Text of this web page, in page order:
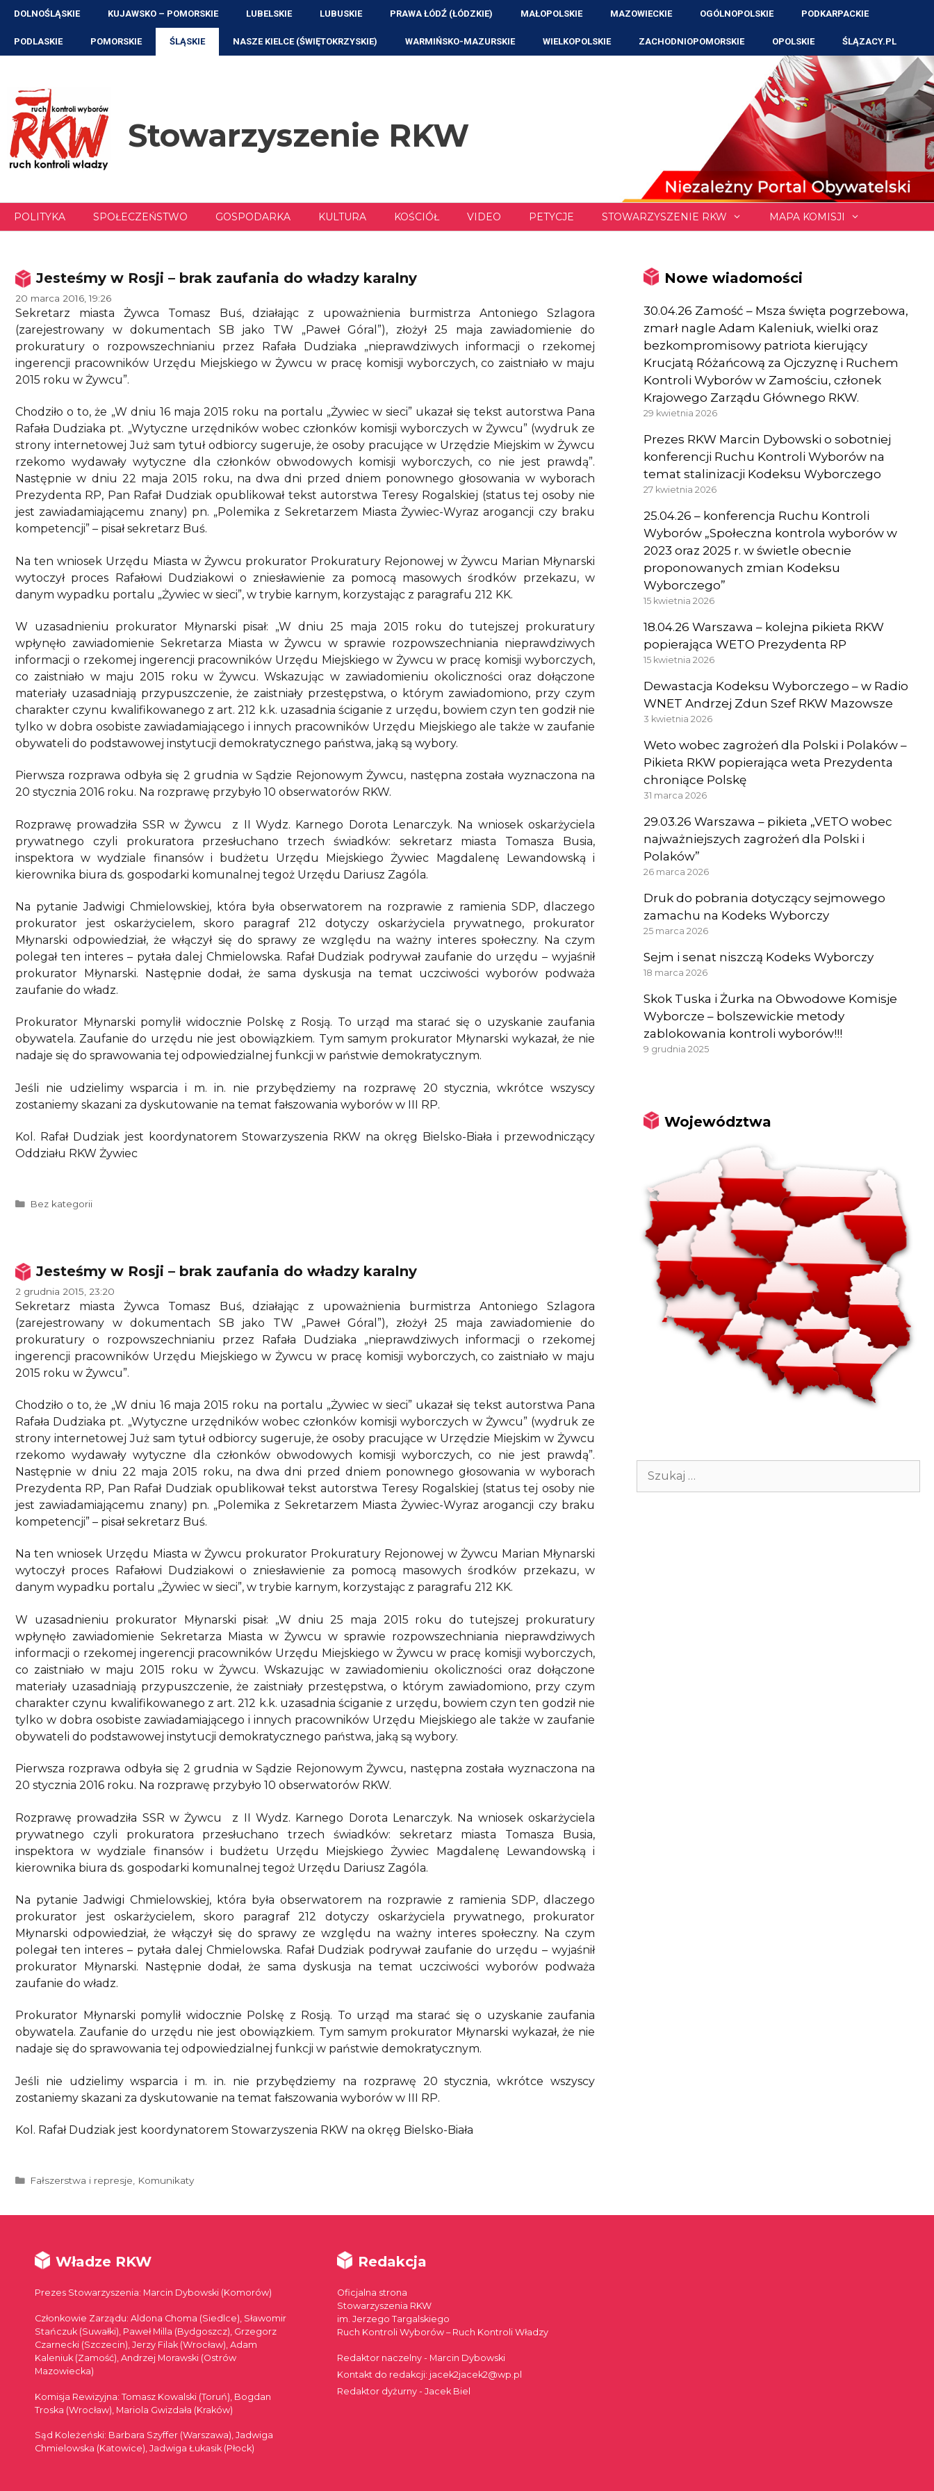
Przejdź
treści
DOLNOŚLĄSKIE KUJAWSKO – POMORSKIE LUBELSKIE LUBUSKIE PRAWA ŁÓDŹ (ŁÓDZKIE) MAŁOPOLSKIE MAZOWIECKIE OGÓLNOPOLSKIE PODKARPACKIE
PODLASKIE POMORSKIE ŚLĄSKIE NASZE KIELCE (ŚWIĘTOKRZYSKIE) WARMIŃSKO-MAZURSKIE WIELKOPOLSKIE ZACHODNIOPOMORSKIE OPOLSKIE ŚLĄZACY.PL
Stowarzyszenie RKW
POLITYKA SPOŁECZEŃSTWO GOSPODARKA KULTURA KOŚCIÓŁ VIDEO PETYCJE STOWARZYSZENIE RKW MAPA KOMISJI
Jesteśmy w Rosji – brak zaufania do władzy karalny
20 marca 2016, 19:26
Sekretarz miasta Żywca Tomasz Buś, działając z upoważnienia burmistrza Antoniego Szlagora
(zarejestrowany w dokumentach SB jako TW „Paweł Góral”), złożył 25 maja zawiadomienie do
prokuratury o rozpowszechnianiu przez Rafała Dudziaka „nieprawdziwych informacji o rzekomej
ingerencji pracowników Urzędu Miejskiego w Żywcu w pracę komisji wyborczych, co zaistniało w maju
2015 roku w Żywcu”.
Chodziło o to, że „W dniu 16 maja 2015 roku na portalu „Żywiec w sieci” ukazał się tekst autorstwa Pana
Rafała Dudziaka pt. „Wytyczne urzędników wobec członków komisji wyborczych w Żywcu” (wydruk ze
strony internetowej Już sam tytuł odbiorcy sugeruje, że osoby pracujące w Urzędzie Miejskim w Żywcu
rzekomo wydawały wytyczne dla członków obwodowych komisji wyborczych, co nie jest prawdą”.
Następnie w dniu 22 maja 2015 roku, na dwa dni przed dniem ponownego głosowania w wyborach
Prezydenta RP, Pan Rafał Dudziak opublikował tekst autorstwa Teresy Rogalskiej (status tej osoby nie
jest zawiadamiającemu znany) pn. „Polemika z Sekretarzem Miasta Żywiec-Wyraz arogancji czy braku
kompetencji” – pisał sekretarz Buś.
Na ten wniosek Urzędu Miasta w Żywcu prokurator Prokuratury Rejonowej w Żywcu Marian Młynarski
wytoczył proces Rafałowi Dudziakowi o zniesławienie za pomocą masowych środków przekazu, w
danym wypadku portalu „Żywiec w sieci”, w trybie karnym, korzystając z paragrafu 212 KK.
W uzasadnieniu prokurator Młynarski pisał: „W dniu 25 maja 2015 roku do tutejszej prokuratury
wpłynęło zawiadomienie Sekretarza Miasta w Żywcu w sprawie rozpowszechniania nieprawdziwych
informacji o rzekomej ingerencji pracowników Urzędu Miejskiego w Żywcu w pracę komisji wyborczych,
co zaistniało w maju 2015 roku w Żywcu. Wskazując w zawiadomieniu okoliczności oraz dołączone
materiały uzasadniają przypuszczenie, że zaistniały przestępstwa, o którym zawiadomiono, przy czym
charakter czynu kwalifikowanego z art. 212 k.k. uzasadnia ściganie z urzędu, bowiem czyn ten godził nie
tylko w dobra osobiste zawiadamiającego i innych pracowników Urzędu Miejskiego ale także w zaufanie
obywateli do podstawowej instytucji demokratycznego państwa, jaką są wybory.
Pierwsza rozprawa odbyła się 2 grudnia w Sądzie Rejonowym Żywcu, następna została wyznaczona na
20 stycznia 2016 roku. Na rozprawę przybyło 10 obserwatorów RKW.
Rozprawę prowadziła SSR w Żywcu z II Wydz. Karnego Dorota Lenarczyk. Na wniosek oskarżyciela
prywatnego czyli prokuratora przesłuchano trzech świadków: sekretarz miasta Tomasza Busia,
inspektora w wydziale finansów i budżetu Urzędu Miejskiego Żywiec Magdalenę Lewandowską i
kierownika biura ds. gospodarki komunalnej tegoż Urzędu Dariusz Zagóla.
Na pytanie Jadwigi Chmielowskiej, która była obserwatorem na rozprawie z ramienia SDP, dlaczego
prokurator jest oskarżycielem, skoro paragraf 212 dotyczy oskarżyciela prywatnego, prokurator
Młynarski odpowiedział, że włączył się do sprawy ze względu na ważny interes społeczny. Na czym
polegał ten interes – pytała dalej Chmielowska. Rafał Dudziak podrywał zaufanie do urzędu – wyjaśnił
prokurator Młynarski. Następnie dodał, że sama dyskusja na temat uczciwości wyborów podważa
zaufanie do władz.
Prokurator Młynarski pomylił widocznie Polskę z Rosją. To urząd ma starać się o uzyskanie zaufania
obywatela. Zaufanie do urzędu nie jest obowiązkiem. Tym samym prokurator Młynarski wykazał, że nie
nadaje się do sprawowania tej odpowiedzialnej funkcji w państwie demokratycznym.
Jeśli nie udzielimy wsparcia i m. in. nie przybędziemy na rozprawę 20 stycznia, wkrótce wszyscy
zostaniemy skazani za dyskutowanie na temat fałszowania wyborów w III RP.
Kol. Rafał Dudziak jest koordynatorem Stowarzyszenia RKW na okręg Bielsko-Biała i przewodniczący
Oddziału RKW Żywiec
Kategorie
Bez kategorii
Jesteśmy w Rosji – brak zaufania do władzy karalny
2 grudnia 2015, 23:20
Sekretarz miasta Żywca Tomasz Buś, działając z upoważnienia burmistrza Antoniego Szlagora
(zarejestrowany w dokumentach SB jako TW „Paweł Góral”), złożył 25 maja zawiadomienie do
prokuratury o rozpowszechnianiu przez Rafała Dudziaka „nieprawdziwych informacji o rzekomej
ingerencji pracowników Urzędu Miejskiego w Żywcu w pracę komisji wyborczych, co zaistniało w maju
2015 roku w Żywcu”.
Chodziło o to, że „W dniu 16 maja 2015 roku na portalu „Żywiec w sieci” ukazał się tekst autorstwa Pana
Rafała Dudziaka pt. „Wytyczne urzędników wobec członków komisji wyborczych w Żywcu” (wydruk ze
strony internetowej Już sam tytuł odbiorcy sugeruje, że osoby pracujące w Urzędzie Miejskim w Żywcu
rzekomo wydawały wytyczne dla członków obwodowych komisji wyborczych, co nie jest prawdą”.
Następnie w dniu 22 maja 2015 roku, na dwa dni przed dniem ponownego głosowania w wyborach
Prezydenta RP, Pan Rafał Dudziak opublikował tekst autorstwa Teresy Rogalskiej (status tej osoby nie
jest zawiadamiającemu znany) pn. „Polemika z Sekretarzem Miasta Żywiec-Wyraz arogancji czy braku
kompetencji” – pisał sekretarz Buś.
Na ten wniosek Urzędu Miasta w Żywcu prokurator Prokuratury Rejonowej w Żywcu Marian Młynarski
wytoczył proces Rafałowi Dudziakowi o zniesławienie za pomocą masowych środków przekazu, w
danym wypadku portalu „Żywiec w sieci”, w trybie karnym, korzystając z paragrafu 212 KK.
W uzasadnieniu prokurator Młynarski pisał: „W dniu 25 maja 2015 roku do tutejszej prokuratury
wpłynęło zawiadomienie Sekretarza Miasta w Żywcu w sprawie rozpowszechniania nieprawdziwych
informacji o rzekomej ingerencji pracowników Urzędu Miejskiego w Żywcu w pracę komisji wyborczych,
co zaistniało w maju 2015 roku w Żywcu. Wskazując w zawiadomieniu okoliczności oraz dołączone
materiały uzasadniają przypuszczenie, że zaistniały przestępstwa, o którym zawiadomiono, przy czym
charakter czynu kwalifikowanego z art. 212 k.k. uzasadnia ściganie z urzędu, bowiem czyn ten godził nie
tylko w dobra osobiste zawiadamiającego i innych pracowników Urzędu Miejskiego ale także w zaufanie
obywateli do podstawowej instytucji demokratycznego państwa, jaką są wybory.
Pierwsza rozprawa odbyła się 2 grudnia w Sądzie Rejonowym Żywcu, następna została wyznaczona na
20 stycznia 2016 roku. Na rozprawę przybyło 10 obserwatorów RKW.
Rozprawę prowadziła SSR w Żywcu z II Wydz. Karnego Dorota Lenarczyk. Na wniosek oskarżyciela
prywatnego czyli prokuratora przesłuchano trzech świadków: sekretarz miasta Tomasza Busia,
inspektora w wydziale finansów i budżetu Urzędu Miejskiego Żywiec Magdalenę Lewandowską i
kierownika biura ds. gospodarki komunalnej tegoż Urzędu Dariusz Zagóla.
Na pytanie Jadwigi Chmielowskiej, która była obserwatorem na rozprawie z ramienia SDP, dlaczego
prokurator jest oskarżycielem, skoro paragraf 212 dotyczy oskarżyciela prywatnego, prokurator
Młynarski odpowiedział, że włączył się do sprawy ze względu na ważny interes społeczny. Na czym
polegał ten interes – pytała dalej Chmielowska. Rafał Dudziak podrywał zaufanie do urzędu – wyjaśnił
prokurator Młynarski. Następnie dodał, że sama dyskusja na temat uczciwości wyborów podważa
zaufanie do władz.
Prokurator Młynarski pomylił widocznie Polskę z Rosją. To urząd ma starać się o uzyskanie zaufania
obywatela. Zaufanie do urzędu nie jest obowiązkiem. Tym samym prokurator Młynarski wykazał, że nie
nadaje się do sprawowania tej odpowiedzialnej funkcji w państwie demokratycznym.
Jeśli nie udzielimy wsparcia i m. in. nie przybędziemy na rozprawę 20 stycznia, wkrótce wszyscy
zostaniemy skazani za dyskutowanie na temat fałszowania wyborów w III RP.
Kol. Rafał Dudziak jest koordynatorem Stowarzyszenia RKW na okręg Bielsko-Biała
Kategorie
Fałszerstwa i represje Komunikaty
Nowe wiadomości
30.04.26 Zamość – Msza święta pogrzebowa,
zmarł nagle Adam Kaleniuk, wielki oraz
bezkompromisowy patriota kierujący
Krucjatą Różańcową za Ojczyznę i Ruchem
Kontroli Wyborów w Zamościu, członek
Krajowego Zarządu Głównego RKW.
29 kwietnia 2026
Prezes RKW Marcin Dybowski o sobotniej
konferencji Ruchu Kontroli Wyborów na
temat stalinizacji Kodeksu Wyborczego
27 kwietnia 2026
25.04.26 – konferencja Ruchu Kontroli
Wyborów „Społeczna kontrola wyborów w
2023 oraz 2025 r. w świetle obecnie
proponowanych zmian Kodeksu
Wyborczego”
15 kwietnia 2026
18.04.26 Warszawa – kolejna pikieta RKW
popierająca WETO Prezydenta RP
15 kwietnia 2026
Dewastacja Kodeksu Wyborczego – w Radio
WNET Andrzej Zdun Szef RKW Mazowsze
3 kwietnia 2026
Weto wobec zagrożeń dla Polski i Polaków –
Pikieta RKW popierająca weta Prezydenta
chroniące Polskę
31 marca 2026
29.03.26 Warszawa – pikieta „VETO wobec
najważniejszych zagrożeń dla Polski i
Polaków”
26 marca 2026
Druk do pobrania dotyczący sejmowego
zamachu na Kodeks Wyborczy
25 marca 2026
Sejm i senat niszczą Kodeks Wyborczy
18 marca 2026
Skok Tuska i Żurka na Obwodowe Komisje
Wyborcze – bolszewickie metody
zablokowania kontroli wyborów!!!
9 grudnia 2025
Województwa
Szukaj:
Władze RKW
Prezes Stowarzyszenia: Marcin Dybowski (Komorów)
Członkowie Zarządu: Aldona Choma (Siedlce), Sławomir
Stańczuk (Suwałki), Paweł Milla (Bydgoszcz), Grzegorz
Czarnecki (Szczecin), Jerzy Filak (Wrocław), Adam
Kaleniuk (Zamość), Andrzej Morawski (Ostrów
Mazowiecka)
Komisja Rewizyjna: Tomasz Kowalski (Toruń), Bogdan
Troska (Wrocław), Mariola Gwizdała (Kraków)
Sąd Koleżeński: Barbara Szyffer (Warszawa), Jadwiga
Chmielowska (Katowice), Jadwiga Łukasik (Płock)
Redakcja
Oficjalna strona
Stowarzyszenia RKW
im. Jerzego Targalskiego
Ruch Kontroli Wyborów – Ruch Kontroli Władzy
Redaktor naczelny - Marcin Dybowski
Kontakt do redakcji: jacek2jacek2@wp.pl
Redaktor dyżurny - Jacek Biel